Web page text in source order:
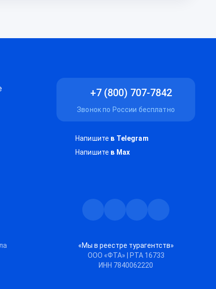
+7 (800) 707-7842
Звонок по России бесплатно
Напишите в Telegram
Напишите в Max
ТелеграмMax Дзен ВКонтакте
«Мы в реестре турагентств»
ООО «ФТА» | РТА 16733
ИНН 7840062220